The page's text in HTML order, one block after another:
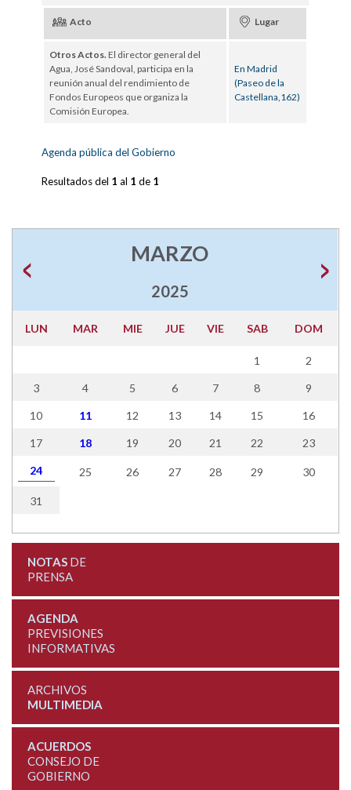
Acto Lugar
Otros Actos. El director general del
Agua, José Sandoval, participa en la
reunión anual del rendimiento de
Fondos Europeos que organiza la
Comisión Europea.
En Madrid
(Paseo de la
Castellana,162)
Agenda pública del Gobierno
Resultados del 1 al 1de 1
MARZO
2025
LUN MAR MIE JUE VIE SAB DOM
1 2
3 4 5 6 7 8 9
10 11 12 13 14 15 16
17 18 19 20 21 22 23
24 25 26 27 28 29 30
31
NOTASDE
PRENSA
AGENDA
PREVISIONES
INFORMATIVAS
ARCHIVOS
MULTIMEDIA
ACUERDOS
CONSEJO DE
GOBIERNO